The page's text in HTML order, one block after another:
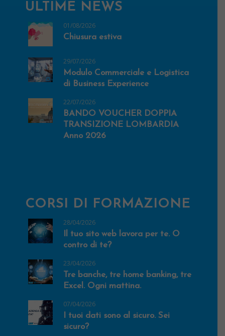
ULTIME NEWS
01/08/2026
Chiusura estiva
29/07/2026
Modulo Commerciale e Logistica
di Business Experience
22/07/2026
BANDO VOUCHER DOPPIA
TRANSIZIONE LOMBARDIA
Anno 2026
CORSI DI FORMAZIONE
28/04/2026
Il tuo sito web lavora per te. O
contro di te?
23/04/2026
Tre banche, tre home banking, tre
Excel. Ogni mattina.
07/04/2026
I tuoi dati sono al sicuro. Sei
sicuro?